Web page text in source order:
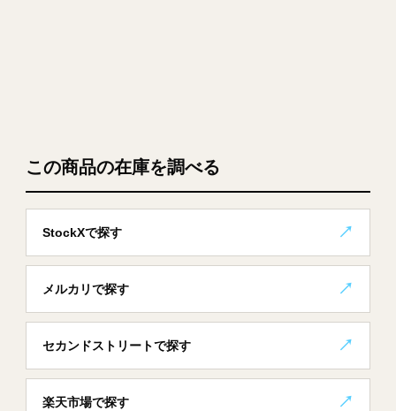
この商品の在庫を調べる
StockXで探す
メルカリで探す
セカンドストリートで探す
楽天市場で探す